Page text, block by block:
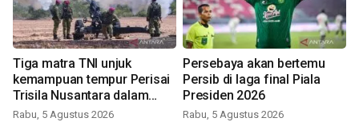
Tiga matra TNI unjuk
kemampuan tempur Perisai
Trisila Nusantara dalam
latihan di Kepri
Rabu, 5 Agustus 2026
Persebaya akan bertemu
Persib di laga final Piala
Presiden 2026
Rabu, 5 Agustus 2026